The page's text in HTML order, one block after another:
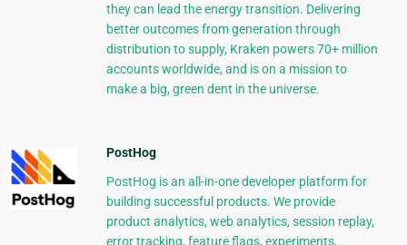
they can lead the energy transition. Delivering
better outcomes from generation through
distribution to supply, Kraken powers 70+ million
accounts worldwide, and is on a mission to
make a big, green dent in the universe.
PostHog
PostHog is an all-in-one developer platform for
building successful products. We provide
product analytics, web analytics, session replay,
error tracking, feature flags, experiments,